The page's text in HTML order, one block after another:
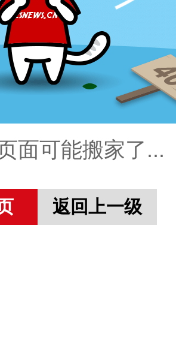
面可能搬家了...
返回上一级